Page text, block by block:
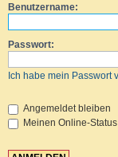
Benutzername:
Passwort:
Ich habe mein Passwort
Angemeldet bleiben
Meinen Online-